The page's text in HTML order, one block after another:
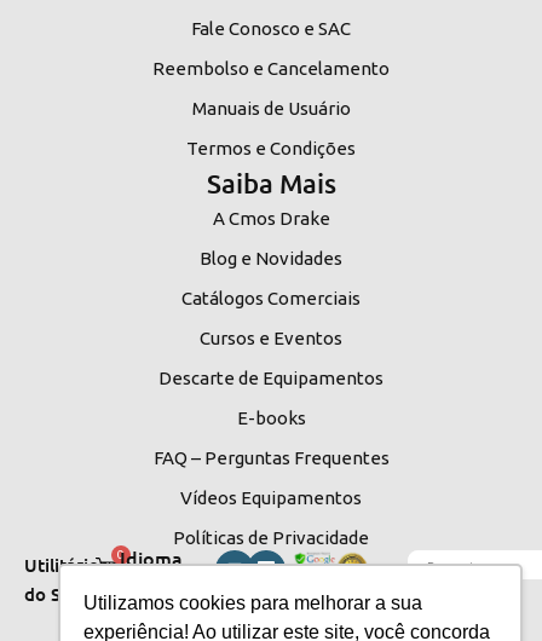
Utilizamos cookies para melhorar a sua
experiência! Ao utilizar este site, você concorda
Fale Conosco e SAC
Reembolso e Cancelamento
Manuais de Usuário
Termos e Condições
Saiba Mais
A Cmos Drake
Blog e Novidades
Catálogos Comerciais
Cursos e Eventos
Descarte de Equipamentos
E-books
FAQ – Perguntas Frequentes
Vídeos Equipamentos
Políticas de Privacidade
Utilitários
do Site
0Idioma
do Site